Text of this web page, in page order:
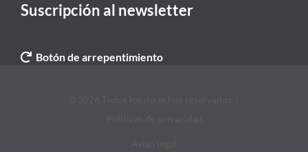
Suscripción al newsletter
Botón de arrepentimiento